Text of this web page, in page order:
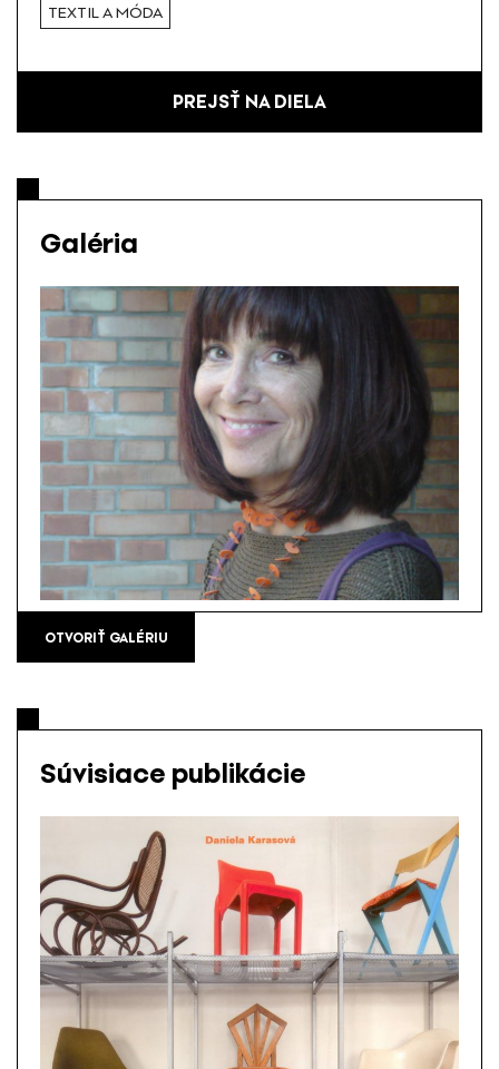
TEXTIL A MÓDA
PREJSŤ NA DIELA
Galéria
OTVORIŤ GALÉRIU
Súvisiace publikácie